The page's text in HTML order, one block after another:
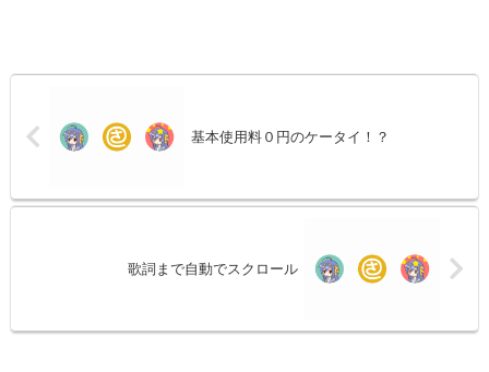
基本使用料０円のケータイ！？
歌詞まで自動でスクロール